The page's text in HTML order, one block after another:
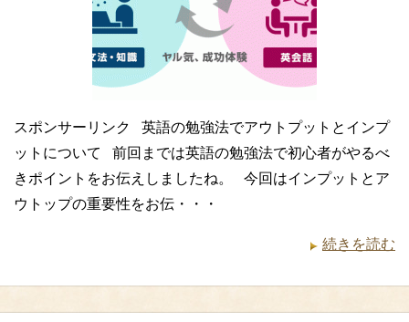
スポンサーリンク 英語の勉強法でアウトプットとインプ
ットについて 前回までは英語の勉強法で初心者がやるべ
きポイントをお伝えしましたね。 今回はインプットとア
ウトップの重要性をお伝・・・
続きを読む